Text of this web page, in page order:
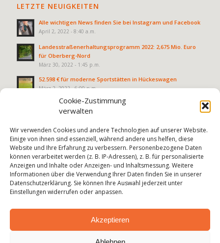
Cookie-Zustimmung
verwalten
Wir verwenden Cookies und andere Technologien auf unserer Website.
Einige von ihnen sind essenziell, während andere uns helfen, diese
Website und Ihre Erfahrung zu verbessern. Personenbezogene Daten
können verarbeitet werden (z. B. IP-Adressen), z. B. für personalisierte
Anzeigen und Inhalte oder Anzeigen- und Inhaltsmessung. Weitere
Informationen über die Verwendung Ihrer Daten finden Sie in unserer
Datenschutzerklärung. Sie können Ihre Auswahl jederzeit unter
Einstellungen widerrufen oder anpassen.
Akzeptieren
LETZTE NEUIGKEITEN
Alle wichtigen News finden Sie bei Instagram und Facebook
April 2, 2022 - 8:40 a.m.
Landesstraßenerhaltungsprogramm 2022: 2,675 Mio. Euro
für Oberberg-Nord
März 30, 2022 - 1:45 p.m.
52.598 € für moderne Sportstätten in Hückeswagen
März 2, 2022 - 6:00 p.m.
RECHTLICHES
Impressum